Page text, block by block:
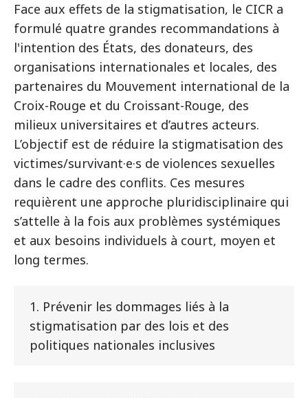
Face aux effets de la stigmatisation, le CICR a
formulé quatre grandes recommandations à
l'intention des États, des donateurs, des
organisations internationales et locales, des
partenaires du Mouvement international de la
Croix-Rouge et du Croissant-Rouge, des
milieux universitaires et d’autres acteurs.
L’objectif est de réduire la stigmatisation des
victimes/survivant·e·s de violences sexuelles
dans le cadre des conflits. Ces mesures
requièrent une approche pluridisciplinaire qui
s’attelle à la fois aux problèmes systémiques
et aux besoins individuels à court, moyen et
long termes.
1. Prévenir les dommages liés à la
stigmatisation par des lois et des
politiques nationales inclusives